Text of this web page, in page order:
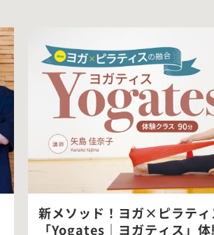
新メソッド！ヨガ×ピラティ
「Yogates｜ヨガティス」